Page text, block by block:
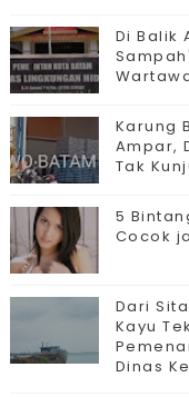
Di Balik
Karung
Ampar,
Tak
5
Cocok
Dari
Kayu
Dinas